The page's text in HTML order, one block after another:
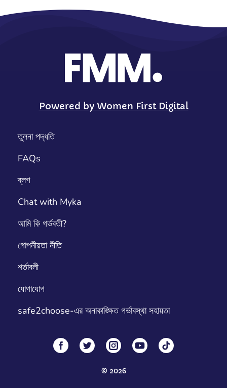
Powered by Women First Digital
তুলনা পদ্ধতি
FAQs
ব্লগ
Chat with Myka
আমি কি গর্ভবতী?
গোপনীয়তা নীতি
শর্তাবলী
যোগাযোগ
safe2choose-এর অনাকাঙ্ক্ষিত গর্ভাবস্থা সহায়তা
© 2026